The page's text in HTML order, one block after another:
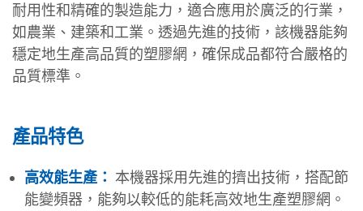
耐用性和精確的製造能力，適合應用於廣泛的行業，
如農業、建築和工業。透過先進的技術，該機器能夠
穩定地生產高品質的塑膠網，確保成品都符合嚴格的
品質標準。
產品特色
高效能生產： 本機器採用先進的擠出技術，搭配節
能變頻器，能夠以較低的能耗高效地生產塑膠網。